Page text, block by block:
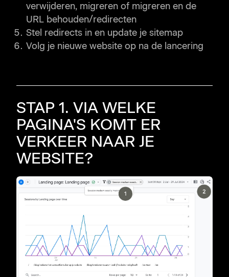
verwijderen, migreren of migreren en de
URL behouden/redirecten
Stel redirects in en update je sitemap
Volg je nieuwe website op na de lancering
STAP 1. VIA WELKE
PAGINA'S KOMT ER
VERKEER NAAR JE
WEBSITE?